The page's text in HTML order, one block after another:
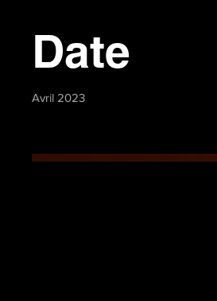
Date
Avril 2023